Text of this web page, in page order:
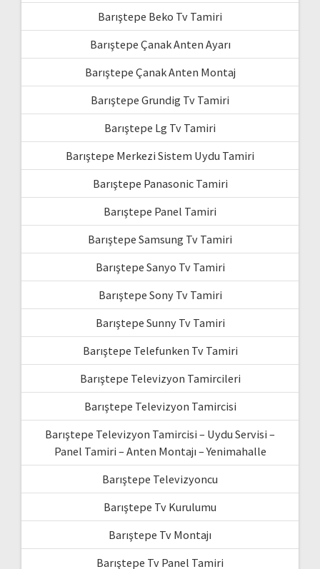
Barıştepe Beko Tv Tamiri
Barıştepe Çanak Anten Ayarı
Barıştepe Çanak Anten Montaj
Barıştepe Grundig Tv Tamiri
Barıştepe Lg Tv Tamiri
Barıştepe Merkezi Sistem Uydu Tamiri
Barıştepe Panasonic Tamiri
Barıştepe Panel Tamiri
Barıştepe Samsung Tv Tamiri
Barıştepe Sanyo Tv Tamiri
Barıştepe Sony Tv Tamiri
Barıştepe Sunny Tv Tamiri
Barıştepe Telefunken Tv Tamiri
Barıştepe Televizyon Tamircileri
Barıştepe Televizyon Tamircisi
Barıştepe Televizyon Tamircisi – Uydu Servisi –
Panel Tamiri – Anten Montajı – Yenimahalle
Barıştepe Televizyoncu
Barıştepe Tv Kurulumu
Barıştepe Tv Montajı
Barıştepe Tv Panel Tamiri